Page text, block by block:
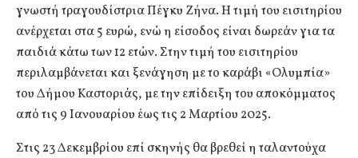
γνωστή τραγουδίστρια Πέγκυ Ζήνα. Η τιμή του εισιτηρίου
ανέρχεται στα 5 ευρώ, ενώ η είσοδος είναι δωρεάν για τα
παιδιά κάτω των 12 ετών. Στην τιμή του εισιτηρίου
περιλαμβάνεται και ξενάγηση με το καράβι «Ολυμπία»
του Δήμου Καστοριάς, με την επίδειξη του αποκόμματος
από τις 9 Ιανουαρίου έως τις 2 Μαρτίου 2025.
Στις 23 Δεκεμβρίου επί σκηνής θα βρεθεί η ταλαντούχα